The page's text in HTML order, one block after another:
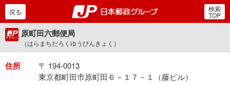
郵便局・日本郵政グルー
戻る 検索
TOP
原町田六郵便局
（はらまちだろくゆうびんきょく）
住所
〒 194-0013
東京都町田市原町田６－１７－１（藤ビル）